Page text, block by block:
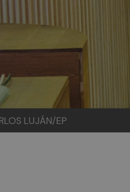
LUJÁN/EP